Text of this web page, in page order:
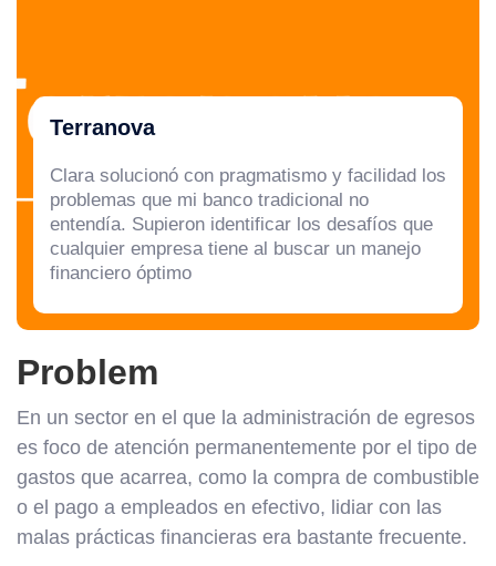
Terranova
Clara solucionó con pragmatismo y facilidad los
problemas que mi banco tradicional no
entendía. Supieron identificar los desafíos que
cualquier empresa tiene al buscar un manejo
financiero óptimo
Problem
En un sector en el que la administración de egresos
es foco de atención permanentemente por el tipo de
gastos que acarrea, como la compra de combustible
o el pago a empleados en efectivo, lidiar con las
malas prácticas financieras era bastante frecuente.